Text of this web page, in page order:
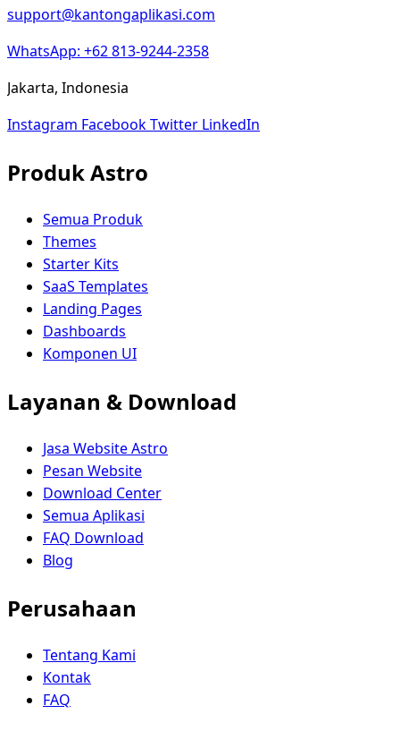
support@kantongaplikasi.com
WhatsApp: +62 813-9244-2358
Jakarta, Indonesia
Instagram FacebookTwitter LinkedIn
Produk Astro
Semua Produk
Themes
Starter Kits
SaaS Templates
Landing Pages
Dashboards
Komponen UI
Layanan & Download
Jasa Website Astro
Pesan Website
Download Center
Semua Aplikasi
FAQ Download
Blog
Perusahaan
Tentang Kami
Kontak
FAQ